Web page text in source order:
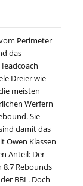
Perimeter
das
Dreier wie
meisten
Werfern
Sie
damit das
Owen Klassen
Anteil: Der
8,7 Rebounds
BBL. Doch